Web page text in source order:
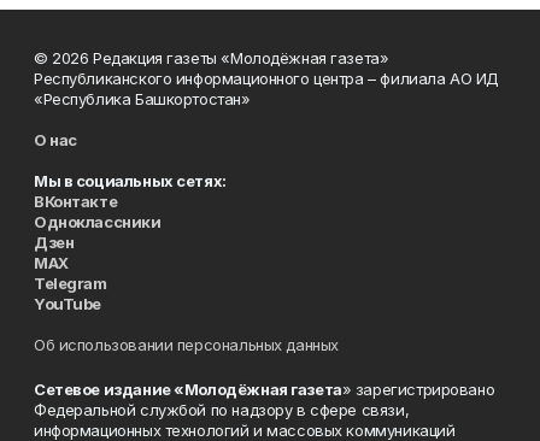
© 2026 Редакция газеты «Молодёжная газета»
Республиканского информационного центра – филиала АО ИД
«Республика Башкортостан»
О нас
Мы в социальных сетях:
ВКонтакте
Одноклассники
Дзен
MAX
Telegram
YouTube
Об использовании персональных данных
Сетевое издание «Молодёжная газета» зарегистрировано
Федеральной службой по надзору в сфере связи,
информационных технологий и массовых коммуникаций